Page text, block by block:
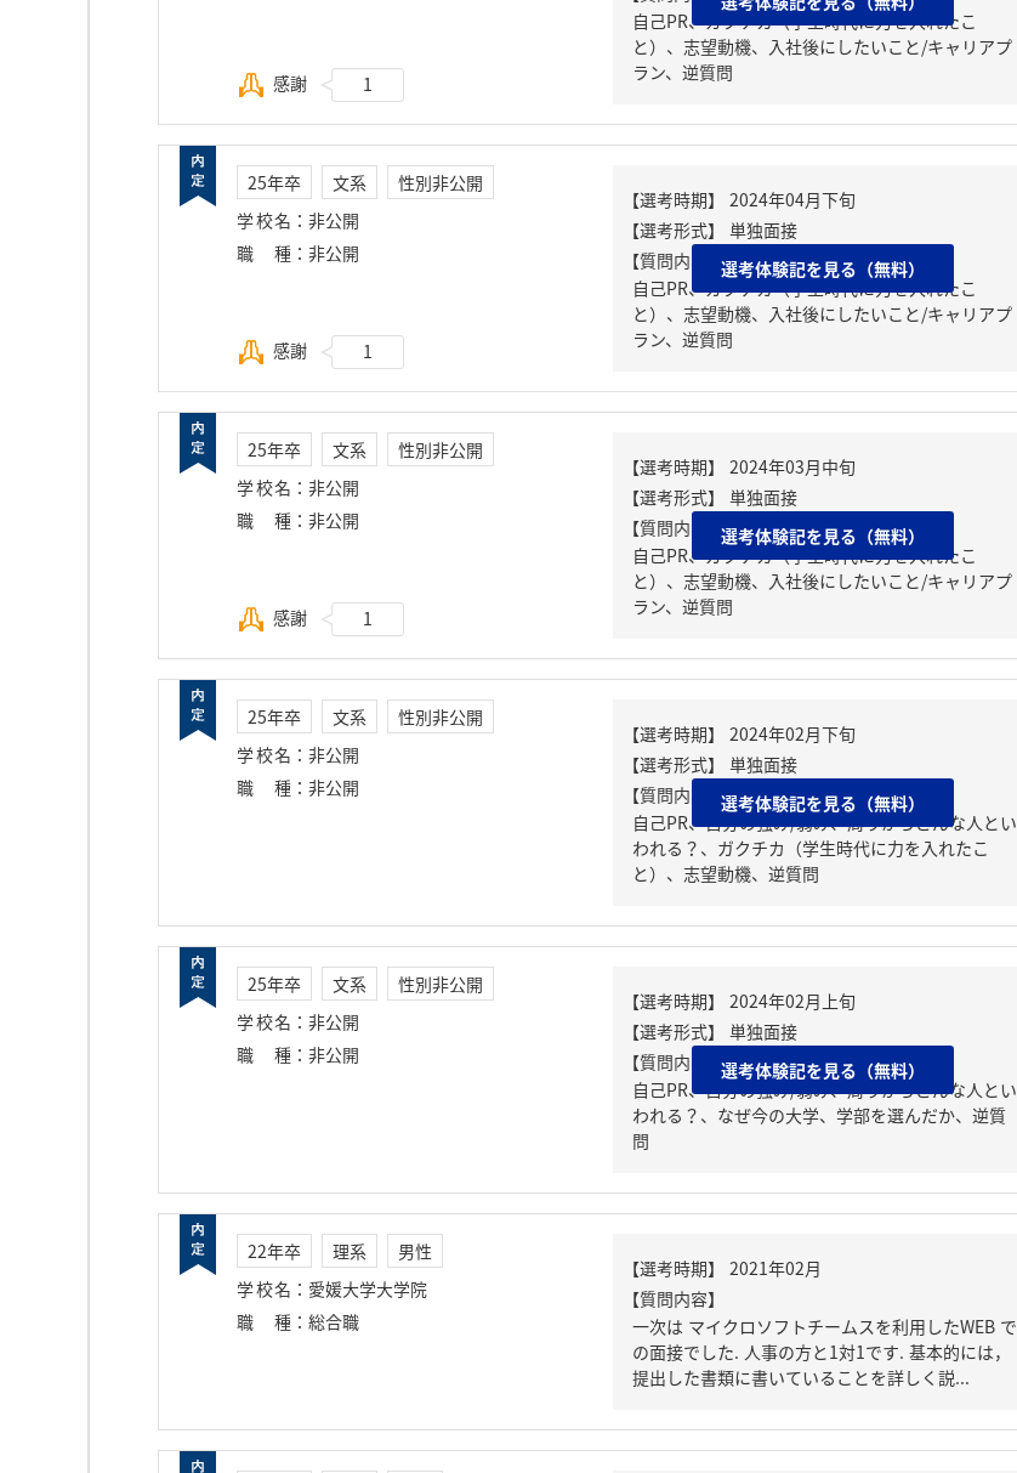
感謝 1
自己PR、ガクチカ（学生時代に力を入れたこ
と）、志望動機、入社後にしたいこと/キャリアプ
ラン、逆質問
25年卒 文系
性別非公開
学校名 ： 非公開
職種 ： 非公開
感謝 1
【質問内容・課題】
自己PR、ガクチカ（学生時代に力を入れたこ
と）、志望動機、入社後にしたいこと/キャリアプ
ラン、逆質問
選考体験記を見る（無料）
25年卒 文系
性別非公開
学校名 ： 非公開
職種 ： 非公開
感謝 1
【質問内容・課題】
自己PR、ガクチカ（学生時代に力を入れたこ
と）、志望動機、入社後にしたいこと/キャリアプ
ラン、逆質問
選考体験記を見る（無料）
25年卒 文系
性別非公開
学校名 ： 非公開
職種 ： 非公開
【質問内容・課題】
自己PR、自分の強み/弱み、周りからどんな人とい
われる？、ガクチカ（学生時代に力を入れたこ
と）、志望動機、逆質問
選考体験記を見る（無料）
25年卒 文系
性別非公開
学校名 ： 非公開
職種 ： 非公開
【質問内容・課題】
自己PR、自分の強み/弱み、周りからどんな人とい
われる？、なぜ今の大学、学部を選んだか、逆質
問
選考体験記を見る（無料）
22年卒 理系
男性
学校名 ： 愛媛大学大学院
職種 ： 総合職
【質問内容】
一次は マイクロソフトチームスを利用したWEB で
の面接でした. 人事の方と1対1です. 基本的には，
提出した書類に書いていることを詳しく説...